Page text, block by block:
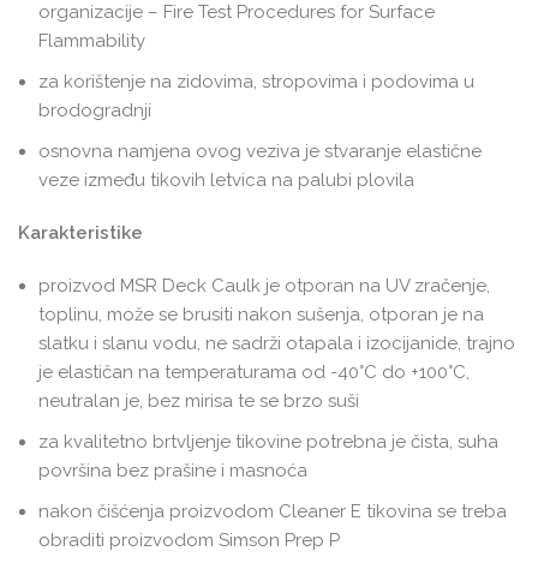
organizacije – Fire Test Procedures for Surface
Flammability
za korištenje na zidovima, stropovima i podovima u
brodogradnji
osnovna namjena ovog veziva je stvaranje elastične
veze između tikovih letvica na palubi plovila
Karakteristike
proizvod MSR Deck Caulk je otporan na UV zračenje,
toplinu, može se brusiti nakon sušenja, otporan je na
slatku i slanu vodu, ne sadrži otapala i izocijanide, trajno
je elastičan na temperaturama od -40°C do +100°C,
neutralan je, bez mirisa te se brzo suši
za kvalitetno brtvljenje tikovine potrebna je čista, suha
površina bez prašine i masnoća
nakon čišćenja proizvodom Cleaner E tikovina se treba
obraditi proizvodom Simson Prep P